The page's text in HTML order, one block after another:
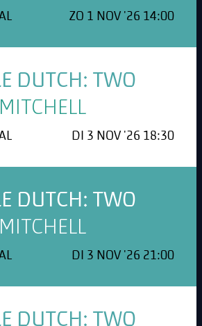
ZO 1 NOV '26 14:00
DUTCH: TWO
DI 3 NOV '26 18:30
DUTCH: TWO
DI 3 NOV '26 21:00
DUTCH: TWO